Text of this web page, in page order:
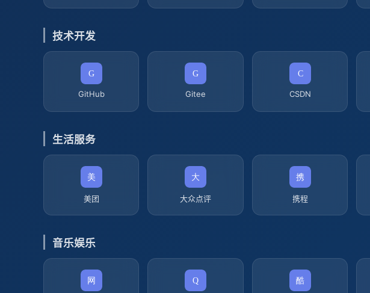
技术开发
GitHub Gitee CSDN
生活服务
美团 大众点评 携程
音乐娱乐